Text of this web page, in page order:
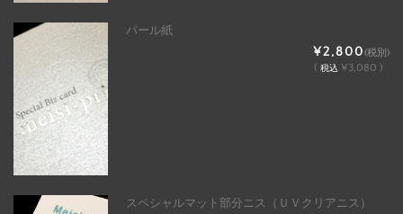
パール紙
¥2,800(税別)
( 税込 ¥3,080 )
スペシャルマット部分ニス（ＵＶクリアニス）